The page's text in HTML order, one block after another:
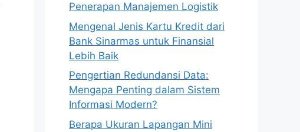
Penerapan Manajemen Logistik
Mengenal Jenis Kartu Kredit dari
Bank Sinarmas untuk Finansial
Lebih Baik
Pengertian Redundansi Data:
Mengapa Penting dalam Sistem
Informasi Modern?
Berapa Ukuran Lapangan Mini